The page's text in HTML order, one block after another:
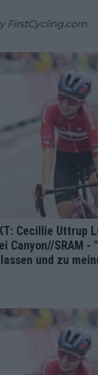
FirstCycling.com
Cecillie Uttrup
Canyon//SRAM -
und zu